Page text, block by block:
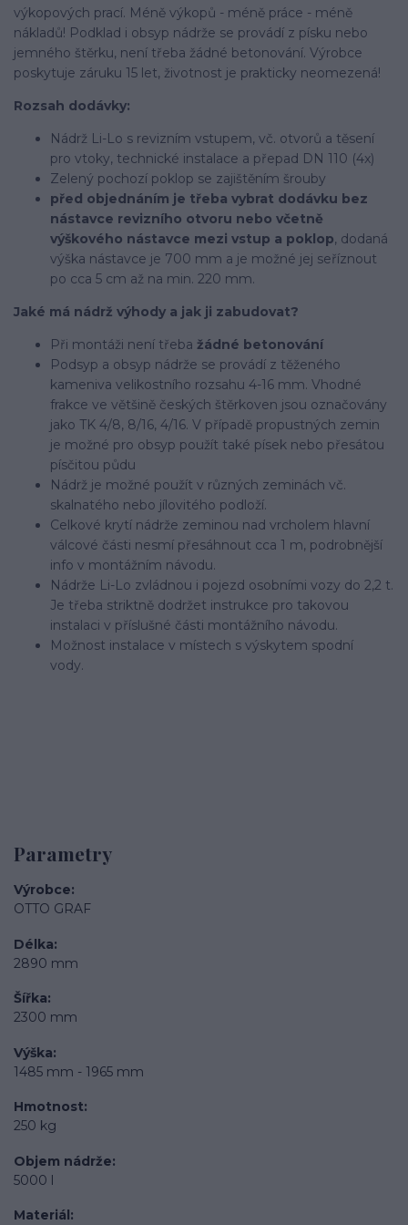
výkopových prací. Méně výkopů - méně práce - méně
nákladů! Podklad i obsyp nádrže se provádí z písku nebo
jemného štěrku, není třeba žádné betonování. Výrobce
poskytuje záruku 15 let, životnost je prakticky neomezená!
Rozsah dodávky:
Nádrž Li-Lo s revizním vstupem, vč. otvorů a těsení
pro vtoky, technické instalace a přepad DN 110 (4x)
Zelený pochozí poklop se zajištěním šrouby
před objednáním je třeba vybrat dodávku bez
nástavce revizního otvoru nebo včetně
výškového nástavce mezi vstup a poklop, dodaná
výška nástavce je 700 mm a je možné jej seříznout
po cca 5 cm až na min. 220 mm.
Jaké má nádrž výhody a jak ji zabudovat?
Při montáži není třeba žádné betonování
Podsyp a obsyp nádrže se provádí z těženého
kameniva velikostního rozsahu 4-16 mm. Vhodné
frakce ve většině českých štěrkoven jsou označovány
jako TK 4/8, 8/16, 4/16. V případě propustných zemin
je možné pro obsyp použít také písek nebo přesátou
písčitou půdu
Nádrž je možné použít v různých zeminách vč.
skalnatého nebo jílovitého podloží.
Celkové krytí nádrže zeminou nad vrcholem hlavní
válcové části nesmí přesáhnout cca 1 m, podrobnější
info v montážním návodu.
Nádrže Li-Lo zvládnou i pojezd osobními vozy do 2,2 t.
Je třeba striktně dodržet instrukce pro takovou
instalaci v příslušné části montážního návodu.
Možnost instalace v místech s výskytem spodní
vody.
Parametry
Výrobce
OTTO GRAF
Délka
2890 mm
Šířka
2300 mm
Výška
1485 mm - 1965 mm
Hmotnost
250 kg
Objem nádrže
5000 l
Materiál